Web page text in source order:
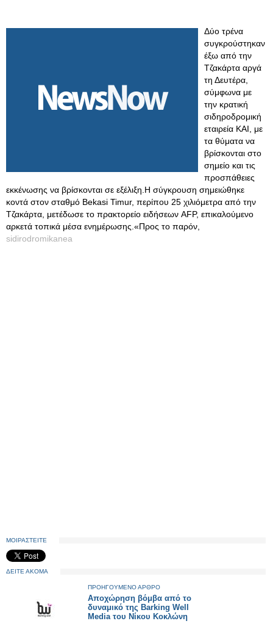
Δύο τρένα
συγκρούστηκαν
έξω από την
Τζακάρτα αργά
τη Δευτέρα,
σύμφωνα με
την κρατική
σιδηροδρομική
εταιρεία KAI, με
τα θύματα να
βρίσκονται στο
σημείο και τις
προσπάθειες
εκκένωσης να βρίσκονται σε εξέλιξη.Η σύγκρουση σημειώθηκε
κοντά στον σταθμό Bekasi Timur, περίπου 25 χιλιόμετρα από την
Τζακάρτα, μετέδωσε το πρακτορείο ειδήσεων AFP, επικαλούμενο
αρκετά τοπικά μέσα ενημέρωσης.«Προς το παρόν,
sidirodromikanea
ΜΟΙΡΑΣΤΕΙΤΕ
ΔΕΙΤΕ ΑΚΟΜΑ
ΠΡΟΗΓΟΥΜΕΝΟ ΑΡΘΡΟ
Αποχώρηση βόμβα από το
δυναμικό της Barking Well
Media του Νίκου Κοκλώνη